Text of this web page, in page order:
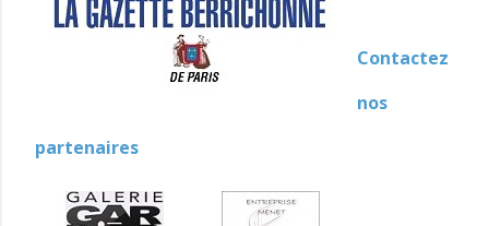
Contactez
nos
partenaires